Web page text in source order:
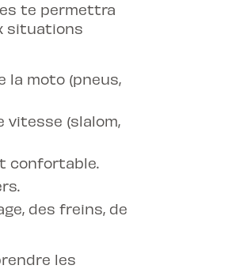
te permettra
situations
la moto (pneus,
vitesse (slalom,
confortable.
des freins, de
les